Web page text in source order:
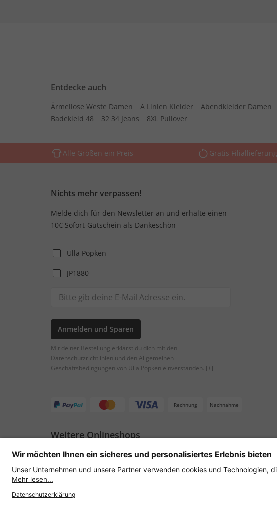
Entdecke auch
Ärmellose Weste Damen A Linien Kleider Abendkleider Damen
Badekleid 48
32 34 Jeans 8XL Pullover
Alle Größen ein Preis Gratis Filiallieferung
Nichts mehr verpassen!
Melde dich für den Newsletter an und erhalte einen
10€ Sofort-Gutschein als Dankeschön
Ulla Popken
JP1880
Anmelden und Sparen
Mit deiner Bestellung erklärst du dich mit den
Datenschutzrichtlinien und den Allgemeinen
Geschäftsbedingungen von Ulla Popken einverstanden. [+]
Rechnung Nachnahme
Weitere Onlineshops
Österreich